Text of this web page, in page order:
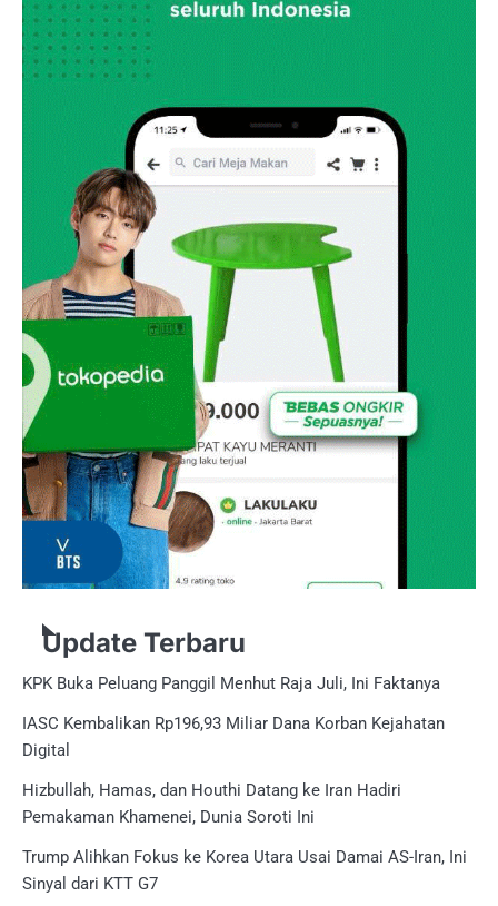
Update Terbaru
KPK Buka Peluang Panggil Menhut Raja Juli, Ini Faktanya
IASC Kembalikan Rp196,93 Miliar Dana Korban Kejahatan
Digital
Hizbullah, Hamas, dan Houthi Datang ke Iran Hadiri
Pemakaman Khamenei, Dunia Soroti Ini
Trump Alihkan Fokus ke Korea Utara Usai Damai AS-Iran, Ini
Sinyal dari KTT G7